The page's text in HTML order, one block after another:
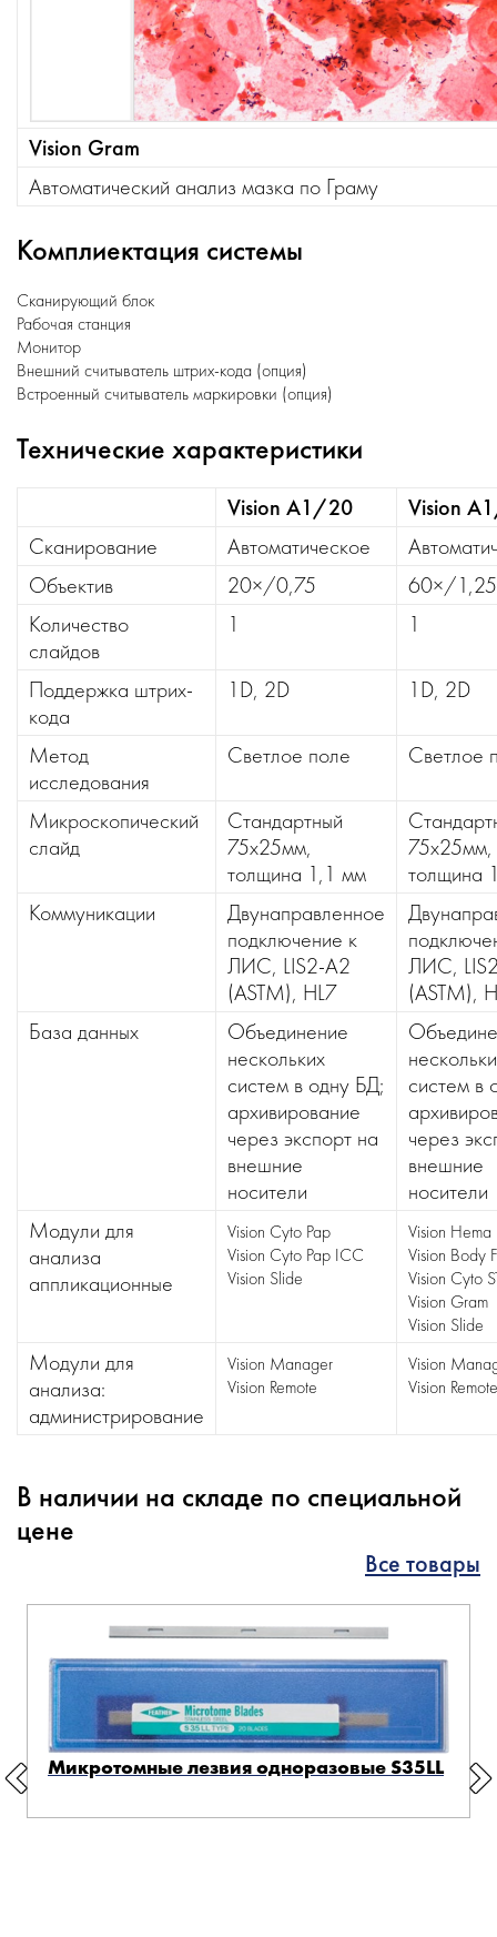
Vision Gram
Автоматический анализ мазка по Граму
Комплиектация системы
Сканирующий блок
Рабочая станция
Монитор
Внешний считыватель штрих-кода (опция)
Встроенный считыватель маркировки (опция)
Технические характеристики
Vision A1/20
Vision
Сканирование
Автоматическое
Объектив
20×/0,75
60×/
Количество
слайдов
1 1
Поддержка штрих-
кода
1D, 2D 1D, 2D
Метод
исследования
Светлое поле Светлое
Микроскопический
слайд
Стандартный
75x25мм,
толщина 1,1 мм
75x25мм,
толщина
Коммуникации
Двунаправленное
подключение к
ЛИС, LIS2-A2
(ASTM), HL7
ЛИС,
(ASTM),
База данных
Объединение
нескольких
систем в одну БД;
архивирование
через экспорт на
внешние
носители
систем в
через
внешние
носители
Модули для
анализа
аппликационные
Vision Cyto Pap
Vision Cyto Pap ICC
Vision Slide
Vision Hema
Vision Body
Vision Cyto
Vision Gram
Vision Slide
Модули для
анализа:
администрирование
Vision Manager
Vision Remote
Vision
Vision Remote
В наличии на складе по специальной
цене
Все товары
Микротомные лезвия одноразовые S35LL